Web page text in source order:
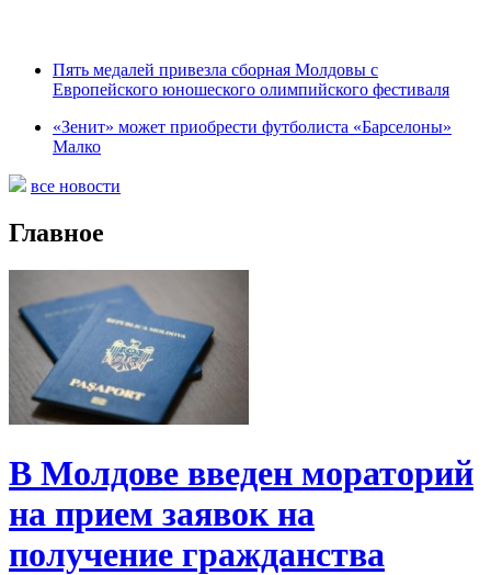
Пять медалей привезла сборная Молдовы с
Европейского юношеского олимпийского фестиваля
«Зенит» может приобрести футболиста «Барселоны»
Малко
все новости
Главное
В Молдове введен мораторий
на прием заявок на
получение гражданства